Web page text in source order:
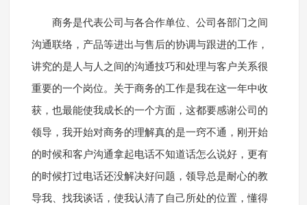
商务是代表公司与各合作单位、公司各部门之间
沟通联络，产品等进出与售后的协调与跟进的工作，
讲究的是人与人之间的沟通技巧和处理与客户关系很
重要的一个岗位。关于商务的工作是我在这一年中收
获，也最能使我成长的一个方面，这都要感谢公司的
领导，我开始对商务的理解真的是一窍不通，刚开始
的时候和客户沟通拿起电话不知道话怎么说好，更有
的时候打过电话还没解决好问题，领导总是耐心的教
导我、找我谈话，使我认清了自己所处的位置，懂得